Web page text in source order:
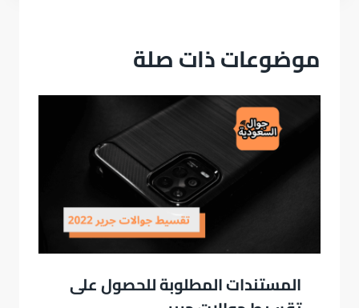
موضوعات ذات صلة
المستندات المطلوبة للحصول على